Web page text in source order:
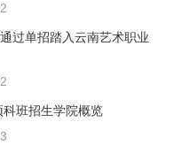
过单招踏入云南艺术职业
班招生学院概览